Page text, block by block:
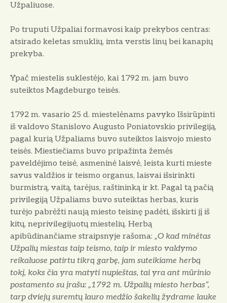
Užpaliuose.
Po truputi Užpaliai formavosi kaip prekybos centras:
atsirado keletas smuklių, imta verstis linų bei kanapių
prekyba.
Ypač miestelis suklestėjo, kai 1792 m. jam buvo
suteiktos Magdeburgo teisės.
1792 m. vasario 25 d. miestelėnams pavyko Išsirūpinti
iš valdovo Stanislovo Augusto Poniatovskio privilegiją,
pagal kurią Užpaliams buvo suteiktos laisvojo miesto
teisės. Miestiečiams buvo pripažinta žemės
paveldėjimo teisė, asmeninė laisvė, leista kurti mieste
savus valdžios ir teismo organus, laisvai išsirinkti
burmistrą, vaitą, tarėjus, raštininką ir kt. Pagal tą pačią
privilegiją Užpaliams buvo suteiktas herbas, kuris
turėjo pabrėžti naują miesto teisinę padėti, išskirti jį iš
kitų, neprivilegijuotų miestelių. Herbą
apibūdinančiame straipsnyje rašoma: „O kad minėtas
Užpalių miestas taip teismo, taip ir miesto valdymo
reikaluose patirtu tikrą garbę, jam suteikiame herbą
tokį, koks čia yra matyti nupieštas, tai yra ant mūrinio
postamento su įrašu: „1792 m. Užpalių miesto herbas”,
tarp dviejų suremtų lauro medžio šakelių žydrame lauke